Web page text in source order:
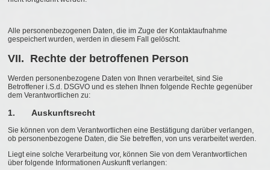
Alle personenbezogenen Daten, die im Zuge der Kontaktaufnahme
gespeichert wurden, werden in diesem Fall gelöscht.
VII. Rechte der betroffenen Person
Werden personenbezogene Daten von Ihnen verarbeitet, sind Sie
Betroffener i.S.d. DSGVO und es stehen Ihnen folgende Rechte gegenüber
dem Verantwortlichen zu:
1. Auskunftsrecht
Sie können von dem Verantwortlichen eine Bestätigung darüber verlangen,
ob personenbezogene Daten, die Sie betreffen, von uns verarbeitet werden.
Liegt eine solche Verarbeitung vor, können Sie von dem Verantwortlichen
über folgende Informationen Auskunft verlangen: